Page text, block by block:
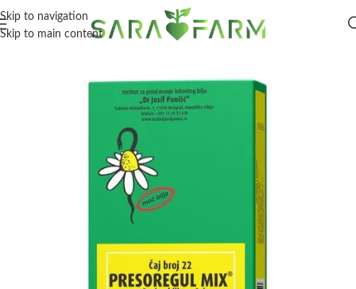
Skip to navigation
Skip to main content